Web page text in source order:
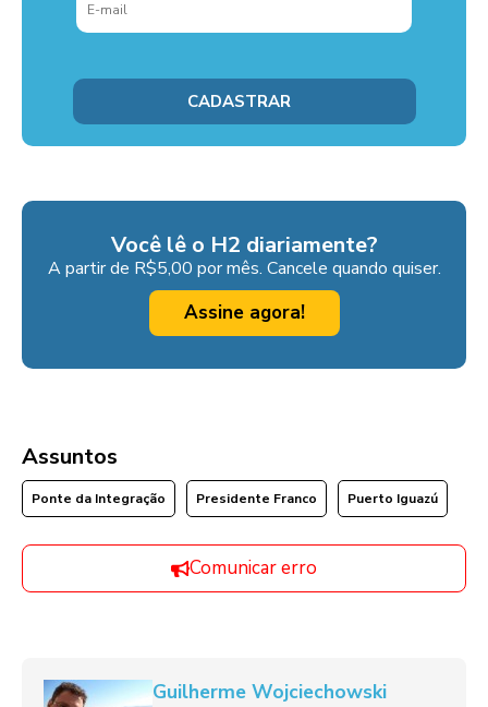
Você lê o H2 diariamente?
A partir de R$5,00 por mês. Cancele quando quiser.
Assine agora!
Assuntos
Ponte da Integração Presidente Franco Puerto Iguazú
Comunicar erro
Guilherme Wojciechowski